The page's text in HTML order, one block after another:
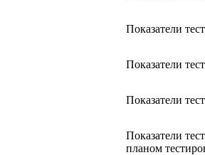
Показатели
Показатели
Показатели
Показатели
планом